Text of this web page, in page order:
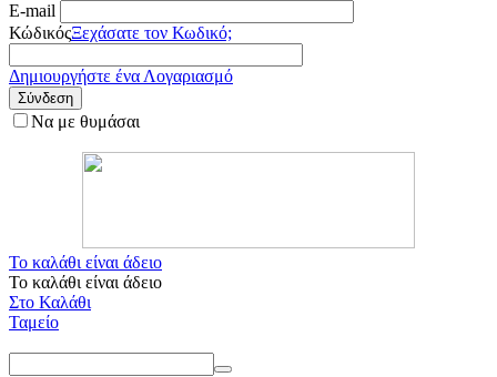
E-mail
ΚώδικόςΞεχάσατε τον Κωδικό;
Δημιουργήστε ένα Λογαριασμό
Σύνδεση
Να με θυμάσαι
Το καλάθι είναι άδειο
Το καλάθι είναι άδειο
Στο Καλάθι
Ταμείο